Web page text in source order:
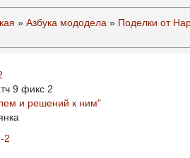
» Азбука мододела » Поделки от
9 фикс 2
и решений к ним"
2